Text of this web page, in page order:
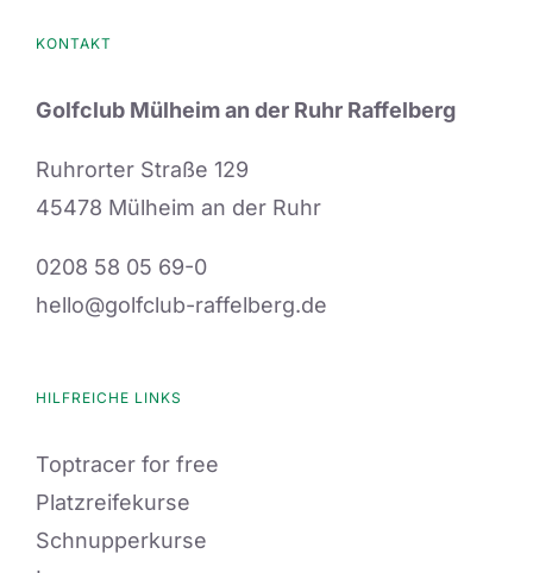
können
auf
der
werden
KONTAKT
Golfclub Mülheim an der Ruhr Raffelberg
Ruhrorter Straße 129
45478 Mülheim an der Ruhr
0208 58 05 69-0
hello@golfclub-raffelberg.de
HILFREICHE LINKS
Toptracer for free
Platzreifekurse
Schnupperkurse